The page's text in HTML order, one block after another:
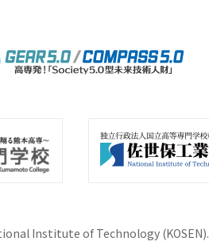
Institute of Technology (KOSEN).